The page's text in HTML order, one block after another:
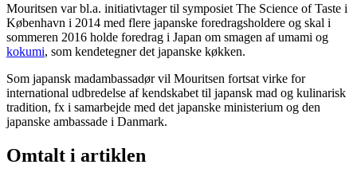
Mouritsen var bl.a. initiativtager til symposiet The Science of Taste i
København i 2014 med flere japanske foredragsholdere og skal i
sommeren 2016 holde foredrag i Japan om smagen af umami og
kokumi, som kendetegner det japanske køkken.
Som japansk madambassadør vil Mouritsen fortsat virke for
international udbredelse af kendskabet til japansk mad og kulinarisk
tradition, fx i samarbejde med det japanske ministerium og den
japanske ambassade i Danmark.
Omtalt i artiklen